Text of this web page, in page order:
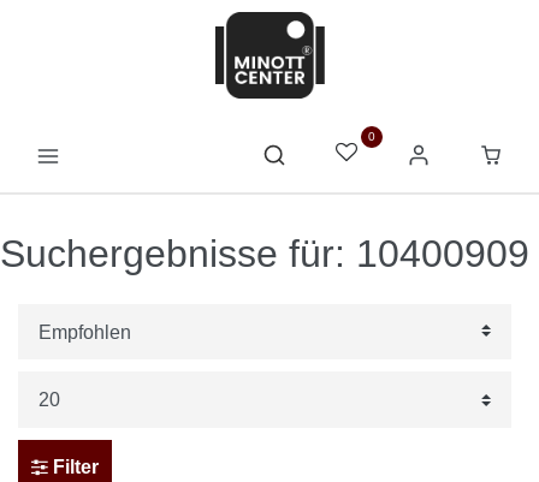
0
Suchergebnisse für: 10400909
Filter